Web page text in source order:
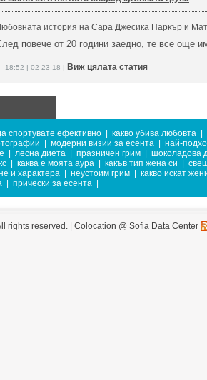
история на Сара Джесика Паркър и
повече от 20 години заедно, те все още
18:52 | 02-23-18 | Виж цялата статия
спортувате ефективно какво убива любовта
модерни визии за есента
най-
лесна диета празничен грим
шоколадова
каква е моята аура какъв тип жена си
и характера
неустоим грим
какво искат
прически за есента
rights reserved. | Colocation @ Sofia Data Center